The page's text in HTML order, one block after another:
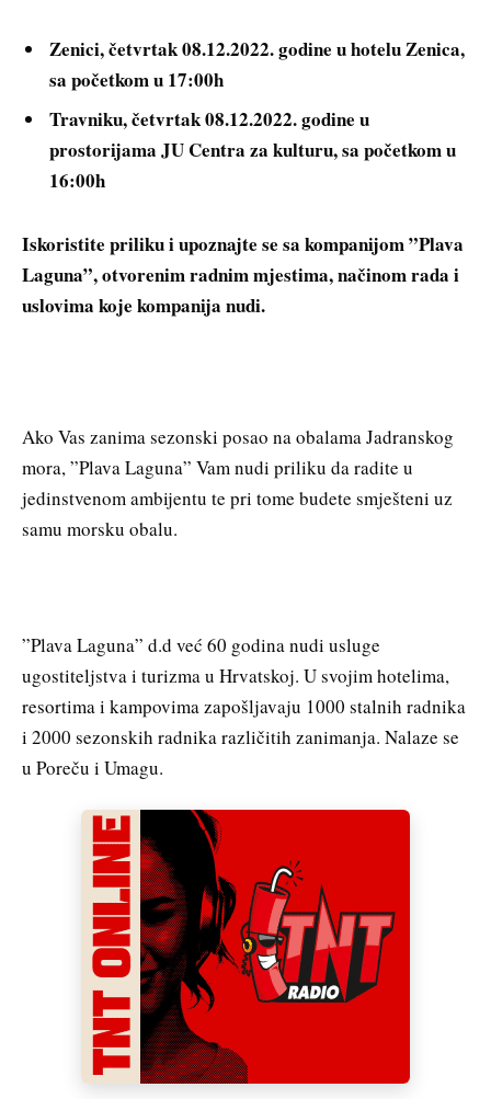
Zenici, četvrtak 08.12.2022. godine u hotelu Zenica,
sa početkom u 17:00h
Travniku, četvrtak 08.12.2022. godine u
prostorijama JU Centra za kulturu, sa početkom u
16:00h
Iskoristite priliku i upoznajte se sa kompanijom ”Plava
Laguna”, otvorenim radnim mjestima, načinom rada i
uslovima koje kompanija nudi.
Ako Vas zanima sezonski posao na obalama Jadranskog
mora, ”Plava Laguna” Vam nudi priliku da radite u
jedinstvenom ambijentu te pri tome budete smješteni uz
samu morsku obalu.
”Plava Laguna” d.d već 60 godina nudi usluge
ugostiteljstva i turizma u Hrvatskoj. U svojim hotelima,
resortima i kampovima zapošljavaju 1000 stalnih radnika
i 2000 sezonskih radnika različitih zanimanja. Nalaze se
u Poreču i Umagu.